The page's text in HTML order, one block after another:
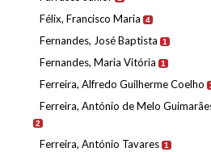
Félix, Francisco Maria 4
Fernandes, José Baptista 1
Fernandes, Maria Vitória 1
Ferreira, Alfredo Guilherme Coelho
Ferreira, António de Melo
2
Ferreira, António Tavares 1